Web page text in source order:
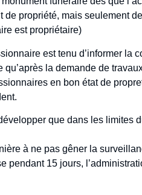
de propriété, mais seulement
est propriétaire)
est tenu d’informer la
la demande de
en bon état de
que dans les limites
à ne pas gêner la
pendant 15 jours,